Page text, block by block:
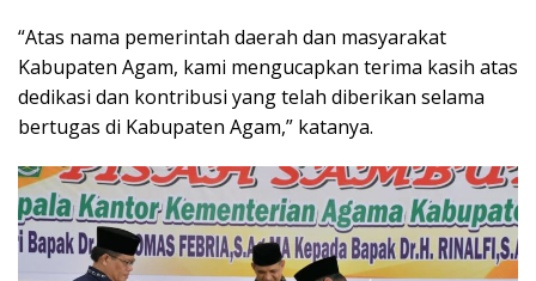
“Atas nama pemerintah daerah dan masyarakat
Kabupaten Agam, kami mengucapkan terima kasih atas
dedikasi dan kontribusi yang telah diberikan selama
bertugas di Kabupaten Agam,” katanya.